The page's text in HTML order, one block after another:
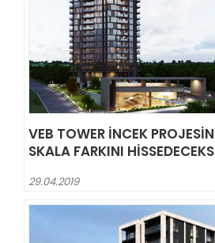
VEB TOWER İNCEK
SKALA FARKINI
29.04.2019